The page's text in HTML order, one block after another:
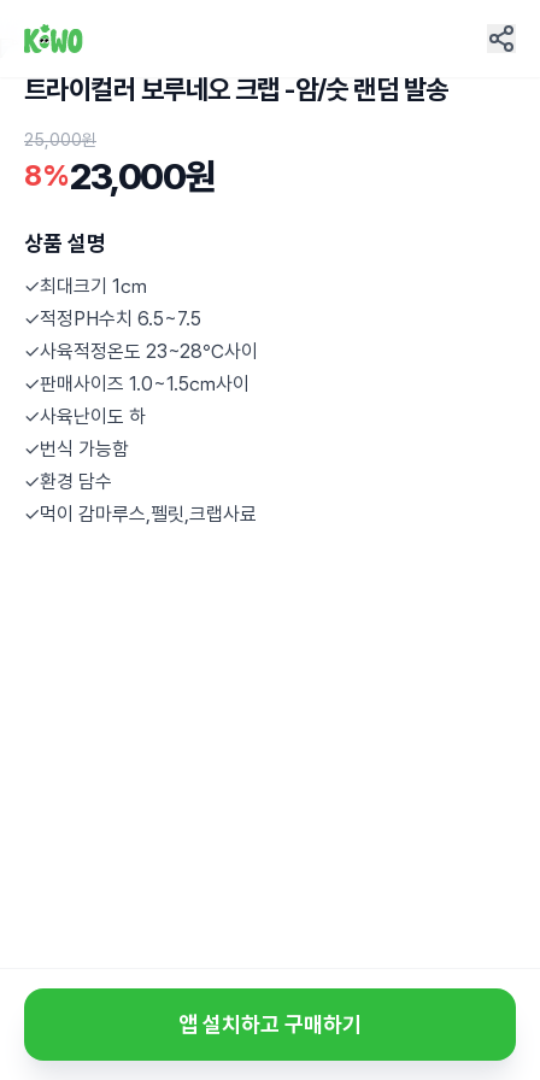
트라이컬러 보루네오 크랩 -암/숫 랜덤 발송
25,000원
8%23,000원
상품 설명
✓최대크기 1㎝
✓적정PH수치 6.5~7.5
✓사육적정온도 23~28℃사이
✓판매사이즈 1.0~1.5㎝사이
✓사육난이도 하
✓번식 가능함
✓환경 담수
✓먹이 감마루스,펠릿,크랩사료
앱 설치하고 구매하기